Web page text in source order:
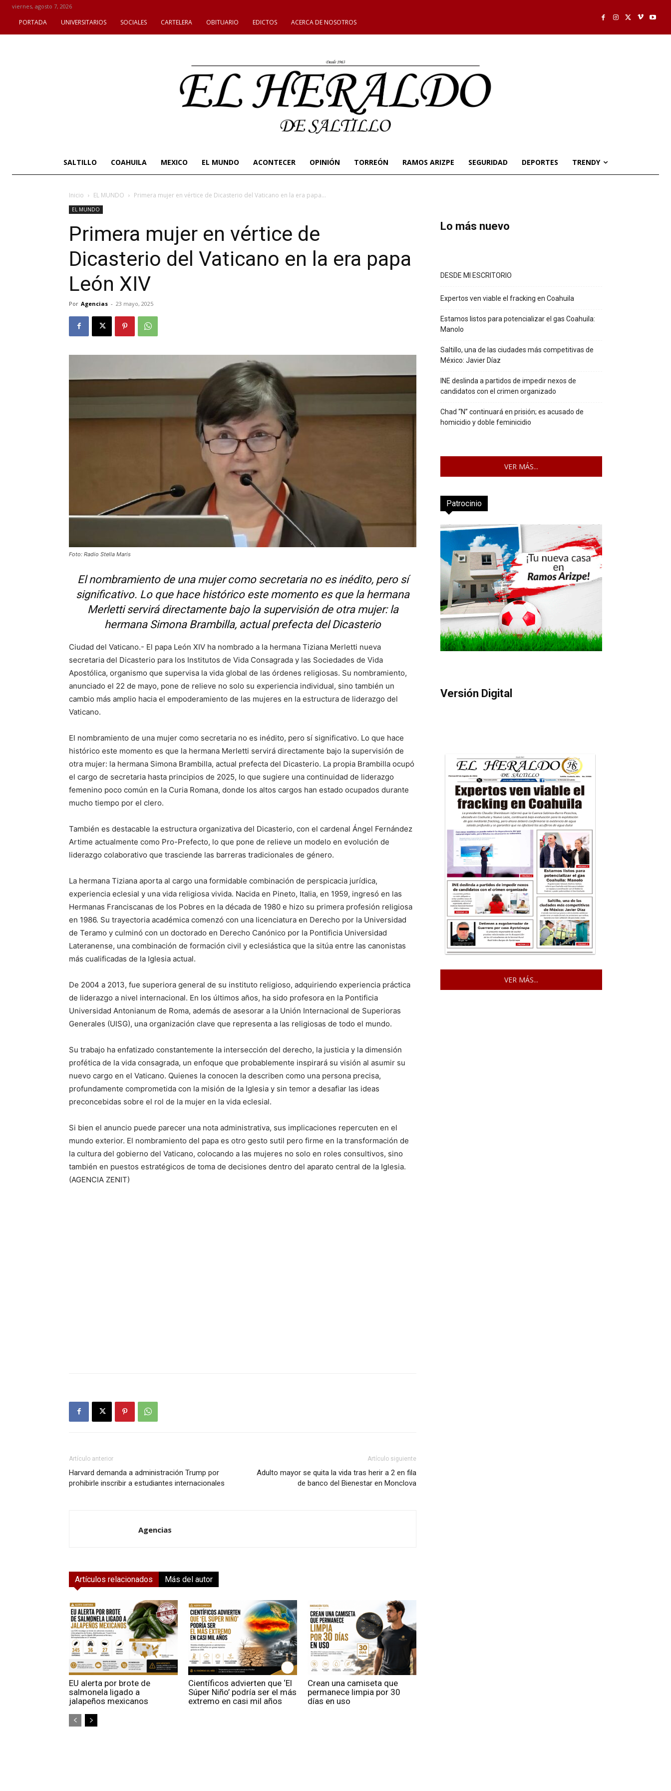
viernes, agosto 7, 2026
PORTADA UNIVERSITARIOS SOCIALES CARTELERA OBITUARIO EDICTOS ACERCA DE NOSOTROS
SALTILLO COAHUILA MEXICO EL MUNDO ACONTECER OPINIÓN TORREÓN RAMOS ARIZPE SEGURIDAD DEPORTES TRENDY
Inicio EL MUNDO Primera mujer en vértice de Dicasterio del Vaticano en la era papa...
EL MUNDO
Primera mujer en vértice de
Dicasterio del Vaticano en la era papa
León XIV
Por Agencias - 23 mayo, 2025
Foto: Radio Stella Maris
El nombramiento de una mujer como secretaria no es inédito, pero sí
significativo. Lo que hace histórico este momento es que la hermana
Merletti servirá directamente bajo la supervisión de otra mujer: la
hermana Simona Brambilla, actual prefecta del Dicasterio
Ciudad del Vaticano.- El papa León XIV ha nombrado a la hermana Tiziana Merletti nueva
secretaria del Dicasterio para los Institutos de Vida Consagrada y las Sociedades de Vida
Apostólica, organismo que supervisa la vida global de las órdenes religiosas. Su nombramiento,
anunciado el 22 de mayo, pone de relieve no solo su experiencia individual, sino también un
cambio más amplio hacia el empoderamiento de las mujeres en la estructura de liderazgo del
Vaticano.
El nombramiento de una mujer como secretaria no es inédito, pero sí significativo. Lo que hace
histórico este momento es que la hermana Merletti servirá directamente bajo la supervisión de
otra mujer: la hermana Simona Brambilla, actual prefecta del Dicasterio. La propia Brambilla ocupó
el cargo de secretaria hasta principios de 2025, lo que sugiere una continuidad de liderazgo
femenino poco común en la Curia Romana, donde los altos cargos han estado ocupados durante
mucho tiempo por el clero.
También es destacable la estructura organizativa del Dicasterio, con el cardenal Ángel Fernández
Artime actualmente como Pro-Prefecto, lo que pone de relieve un modelo en evolución de
liderazgo colaborativo que trasciende las barreras tradicionales de género.
La hermana Tiziana aporta al cargo una formidable combinación de perspicacia jurídica,
experiencia eclesial y una vida religiosa vivida. Nacida en Pineto, Italia, en 1959, ingresó en las
Hermanas Franciscanas de los Pobres en la década de 1980 e hizo su primera profesión religiosa
en 1986. Su trayectoria académica comenzó con una licenciatura en Derecho por la Universidad
de Teramo y culminó con un doctorado en Derecho Canónico por la Pontificia Universidad
Lateranense, una combinación de formación civil y eclesiástica que la sitúa entre las canonistas
más cualificadas de la Iglesia actual.
De 2004 a 2013, fue superiora general de su instituto religioso, adquiriendo experiencia práctica
de liderazgo a nivel internacional. En los últimos años, ha sido profesora en la Pontificia
Universidad Antonianum de Roma, además de asesorar a la Unión Internacional de Superioras
Generales (UISG), una organización clave que representa a las religiosas de todo el mundo.
Su trabajo ha enfatizado constantemente la intersección del derecho, la justicia y la dimensión
profética de la vida consagrada, un enfoque que probablemente inspirará su visión al asumir su
nuevo cargo en el Vaticano. Quienes la conocen la describen como una persona precisa,
profundamente comprometida con la misión de la Iglesia y sin temor a desafiar las ideas
preconcebidas sobre el rol de la mujer en la vida eclesial.
Si bien el anuncio puede parecer una nota administrativa, sus implicaciones repercuten en el
mundo exterior. El nombramiento del papa es otro gesto sutil pero firme en la transformación de
la cultura del gobierno del Vaticano, colocando a las mujeres no solo en roles consultivos, sino
también en puestos estratégicos de toma de decisiones dentro del aparato central de la Iglesia.
(AGENCIA ZENIT)
Artículo anterior
Harvard demanda a administración Trump por
prohibirle inscribir a estudiantes internacionales
Artículo siguiente
Adulto mayor se quita la vida tras herir a 2 en fila
de banco del Bienestar en Monclova
Agencias
Artículos relacionados Más del autor
EU alerta por brote de
salmonela ligado a
jalapeños mexicanos
Científicos advierten que ‘El
Súper Niño’ podría ser el más
extremo en casi mil años
Crean una camiseta que
permanece limpia por 30
días en uso
Lo más nuevo
DESDE MI ESCRITORIO
Expertos ven viable el fracking en Coahuila
Estamos listos para potencializar el gas Coahuila:
Manolo
Saltillo, una de las ciudades más competitivas de
México: Javier Díaz
INE deslinda a partidos de impedir nexos de
candidatos con el crimen organizado
Chad “N” continuará en prisión; es acusado de
homicidio y doble feminicidio
VER MÁS...
Patrocinio
Versión Digital
VER MÁS...